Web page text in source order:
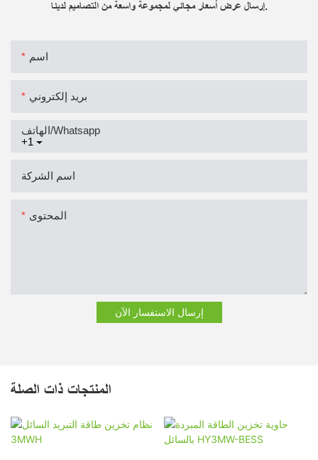
إرسال عرض أسعار مجاني لمجموعة واسعة من التصاميم لدينا.
اسم
بريد إلكتروني
+1
الهاتف/whatsapp
اسم الشركة
المحتوى
إرسال الاستفسار الآن
المنتجات ذات الصلة